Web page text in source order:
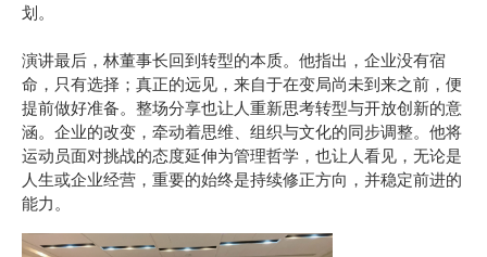
划。
演讲最后，林董事长回到转型的本质。他指出，企业没有宿
命，只有选择；真正的远见，来自于在变局尚未到来之前，便
提前做好准备。整场分享也让人重新思考转型与开放创新的意
涵。企业的改变，牵动着思维、组织与文化的同步调整。他将
运动员面对挑战的态度延伸为管理哲学，也让人看见，无论是
人生或企业经营，重要的始终是持续修正方向，并稳定前进的
能力。